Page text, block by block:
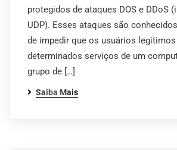
protegidos de ataques DOS e DDoS
UDP). Esses ataques são
de impedir que os usuários
determinados serviços de um
grupo de […]
Saiba Mais